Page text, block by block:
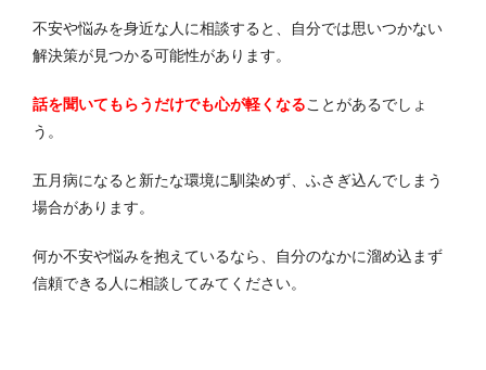
不安や悩みを身近な人に相談すると、自分では思いつかない
解決策が見つかる可能性があります。
話を聞いてもらうだけでも心が軽くなることがあるでしょ
う。
五月病になると新たな環境に馴染めず、ふさぎ込んでしまう
場合があります。
何か不安や悩みを抱えているなら、自分のなかに溜め込まず
信頼できる人に相談してみてください。